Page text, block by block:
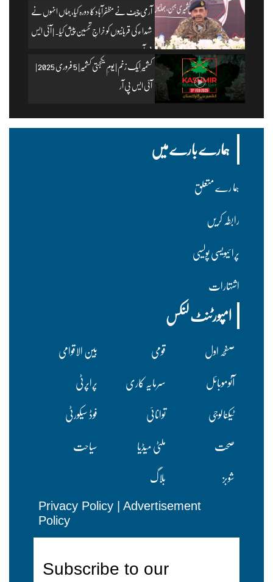
آرمی چیف نے مظفرآباد کا دورہ کیا، جہاں انہوں نے
شہداء کی قربانیوں کو خراجِ تحسین پیش کیا۔ | آئی ایس
پی آر
کشمیر ایک زخم | یومِ یکجہتی کشمیر | 5 فروری 2025 |
آئی ایس پی آر
ہمارے بارے میں
ہما رے متعلق
رابطہ کریں
پرا ئیویسی پولسیی
اشتہارات
امپورٹنٹ لنکس
صفحہ اول قومی
بین الاقوامی
آٹوموبائل
سرمایہ کاری
پراپرٹی
ٹیکنالوجی
توانائی
فوڈ سیکورٹی
صحت
ملٹی میڈیا
سیاحت
شوبز
بلاگ
Privacy Policy
Advertisement
Policy
Subscribe to our